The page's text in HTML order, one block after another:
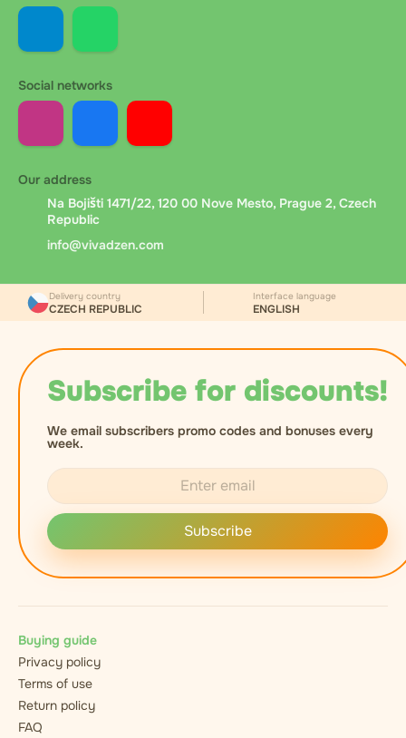
Social networks
Our address
Na Bojišti 1471/22, 120 00 Nove Mesto, Prague 2, Czech
Republic
info@vivadzen.com
Subscribe for discounts!
We email subscribers promo codes and bonuses every
week.
Subscribe
Delivery country
CZECH REPUBLIC
Interface language
ENGLISH
Buying guide
Privacy policy
Terms of use
Return policy
FAQ